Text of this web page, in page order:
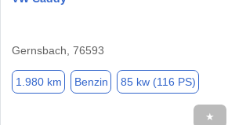
Gernsbach, 76593
1.980 km Benzin 85 kw (116 PS)
★